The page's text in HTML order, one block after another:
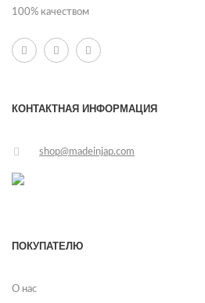
100% качеством
КОНТАКТНАЯ ИНФОРМАЦИЯ
shop@madeinjap.com
ПОКУПАТЕЛЮ
О нас